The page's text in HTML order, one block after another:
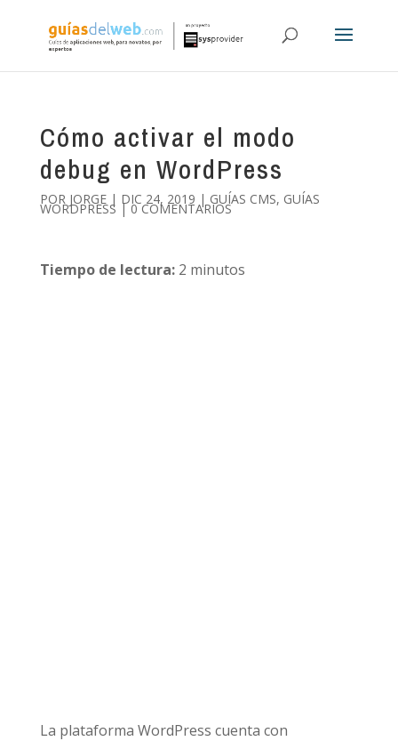
Cómo activar el modo
debug en WordPress
POR JORGE| DIC 24, 2019 | GUÍAS CMS, GUÍAS
WORDPRESS |0 COMENTARIOS
Tiempo de lectura: 2 minutos
La plataforma WordPress cuenta con